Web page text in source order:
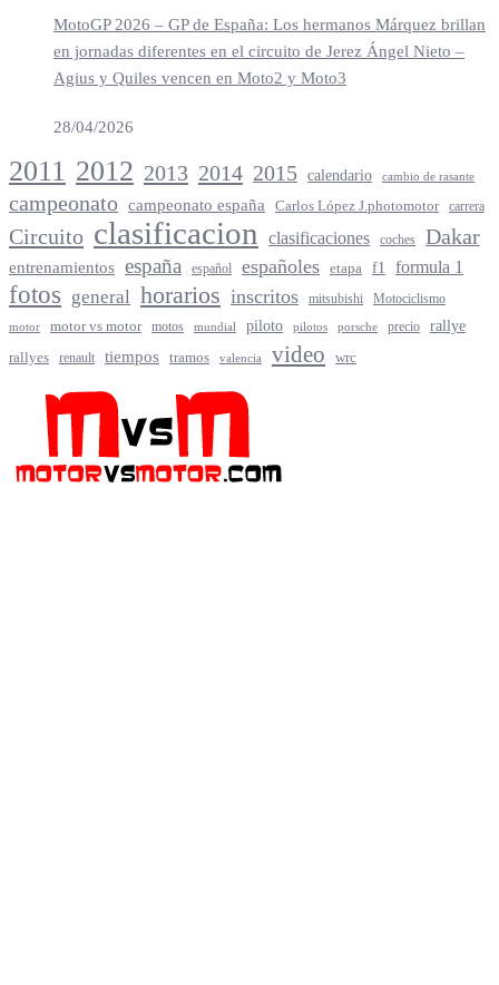
MotoGP 2026 – GP de España: Los hermanos Márquez brillan
en jornadas diferentes en el circuito de Jerez Ángel Nieto –
Agius y Quiles vencen en Moto2 y Moto3
28/04/2026
2011 2012 2013 2014 2015 calendario cambio de rasante
campeonato campeonato españa Carlos López J.photomotor carrera
Circuito clasificacion clasificaciones coches Dakar
entrenamientos españa español españoles etapa f1 formula 1
fotos general horarios inscritos mitsubishi Motociclismo
motor motor vs motor motos mundial piloto pilotos porsche precio rallye
rallyes renault tiempos tramos valencia video wrc